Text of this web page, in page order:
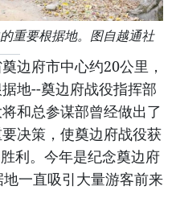
重要根据地。图自越通社
边府市中心约20公里，
地--奠边府战役指挥部
和总参谋部曾经做出了
决策，使奠边府战役获
利。今年是纪念奠边府
一直吸引大量游客前来